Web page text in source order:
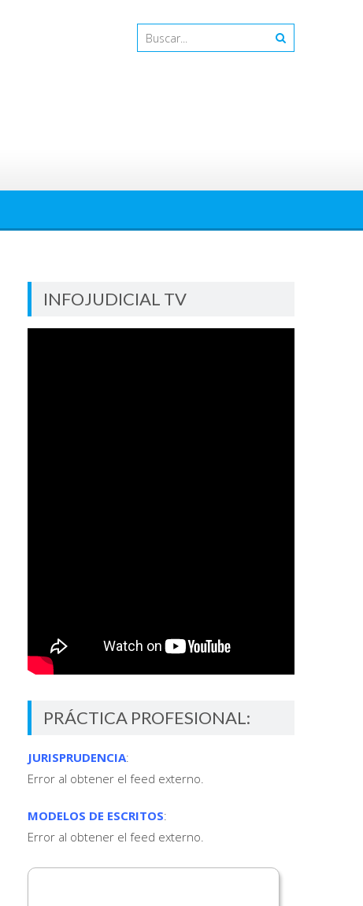
INFOJUDICIAL TV
PRÁCTICA PROFESIONAL:
JURISPRUDENCIA:
Error al obtener el feed externo.
MODELOS DE ESCRITOS:
Error al obtener el feed externo.